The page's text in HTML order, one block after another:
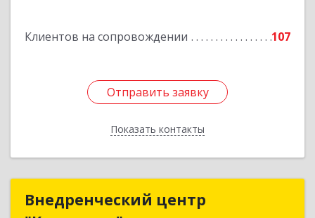
Клиентов на сопровождении 107
Отправить заявку
Показать контакты
Отправить заявку
Назад
Внедренческий центр
Внедренческий центр